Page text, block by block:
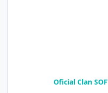
Oficial Clan